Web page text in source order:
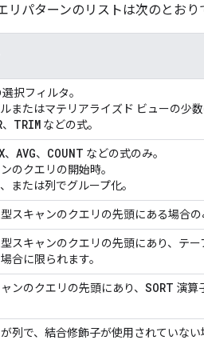
パターンのリストは次のとおり
択フィルタ。
またはマテリアライズド ビューの少数
、 TRIM などの式。
、 AVG、 COUNT などの式のみ。
のクエリの開始時。
または列でグループ化。
スキャンのクエリの先頭にある場合の
スキャンのクエリの先頭にあり、テ
合に限られます。
ンのクエリの先頭にあり、 SORT 演算
列で、結合修飾子が使用されていない